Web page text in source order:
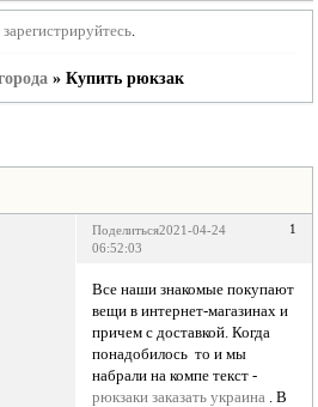
зарегистрируйтесь.
» Купить рюкзак
Поделиться 1
2021-04-24
06:52:03
Все наши знакомые покупают
вещи в интернет-магазинах и
причем с доставкой. Когда
понадобилось то и мы
набрали на компе текст -
рюкзаки заказать украина . В